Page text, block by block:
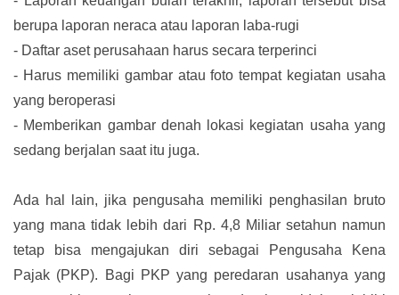
berupa laporan neraca atau laporan laba-rugi
- Daftar aset perusahaan harus secara terperinci
- Harus memiliki gambar atau foto tempat kegiatan usaha
yang beroperasi
- Memberikan gambar denah lokasi kegiatan usaha yang
sedang berjalan saat itu juga.
Ada hal lain, jika pengusaha memiliki penghasilan bruto
yang mana tidak lebih dari Rp. 4,8 Miliar setahun namun
tetap bisa mengajukan diri sebagai Pengusaha Kena
Pajak (PKP). Bagi PKP yang peredaran usahanya yang